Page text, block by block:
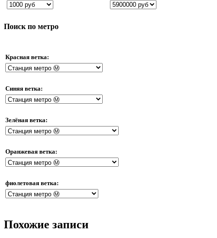
Поиск по метро
Красная ветка:
Синяя ветка:
Зелёная ветка:
Оранжевая ветка:
фиолетовая ветка:
Похожие записи